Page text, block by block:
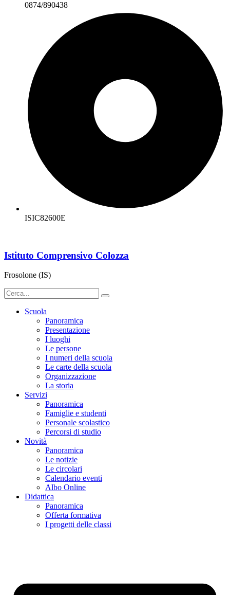
0874/890438
ISIC82600E
Istituto Comprensivo Colozza
Frosolone (IS)
Scuola
Panoramica
Presentazione
I luoghi
Le persone
I numeri della scuola
Le carte della scuola
Organizzazione
La storia
Servizi
Panoramica
Famiglie e studenti
Personale scolastico
Percorsi di studio
Novità
Panoramica
Le notizie
Le circolari
Calendario eventi
Albo Online
Didattica
Panoramica
Offerta formativa
I progetti delle classi